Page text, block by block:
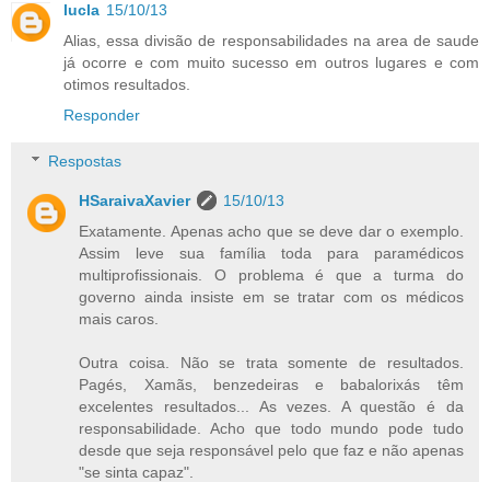
lucla 15/10/13
Alias, essa divisão de responsabilidades na area de saude
já ocorre e com muito sucesso em outros lugares e com
otimos resultados.
Responder
Respostas
HSaraivaXavier
15/10/13
Exatamente. Apenas acho que se deve dar o exemplo.
Assim leve sua família toda para paramédicos
multiprofissionais. O problema é que a turma do
governo ainda insiste em se tratar com os médicos
mais caros.
Outra coisa. Não se trata somente de resultados.
Pagés, Xamãs, benzedeiras e babalorixás têm
excelentes resultados... As vezes. A questão é da
responsabilidade. Acho que todo mundo pode tudo
desde que seja responsável pelo que faz e não apenas
"se sinta capaz".